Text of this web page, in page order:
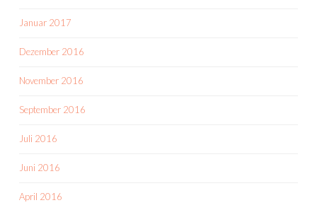
Januar 2017
Dezember 2016
November 2016
September 2016
Juli 2016
Juni 2016
April 2016